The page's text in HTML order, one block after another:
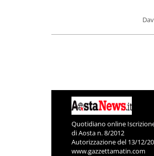
Quotidiano online
di Aosta n. 8/2012
Autorizzazione del 13/12/
www.gazzettamatin.com